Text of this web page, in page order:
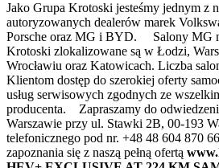
Jako Grupa Krotoski jesteśmy jednym z
autoryzowanych dealerów marek
Porsche oraz MG i BYD. Salony MG
Krotoski zlokalizowane są w Łodzi,
Wrocławiu oraz Katowicach. Liczba
Klientom dostęp do szerokiej oferty
usług serwisowych zgodnych ze
producenta. Zapraszamy do
Warszawie przy ul. Stawki 2B, 00-193
telefonicznego pod nr. +48 48 604 870
zapoznania się z naszą pełną ofertą